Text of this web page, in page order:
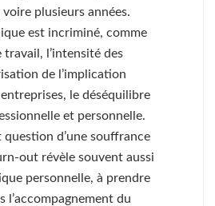
plusieurs années.
est incriminé, comme
travail, l’intensité des
de l’implication
le déséquilibre
et personnelle.
question d’une souffrance
out révèle souvent aussi
personnelle, à prendre
l’accompagnement du